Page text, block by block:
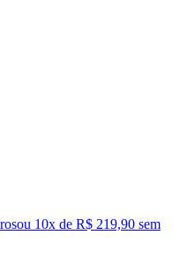
ou 10x de R$ 219,90 sem